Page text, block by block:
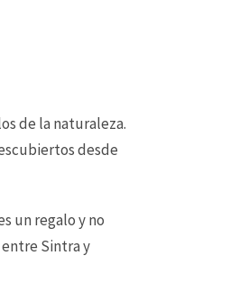
de la naturaleza.
desde
un regalo y no
Sintra y